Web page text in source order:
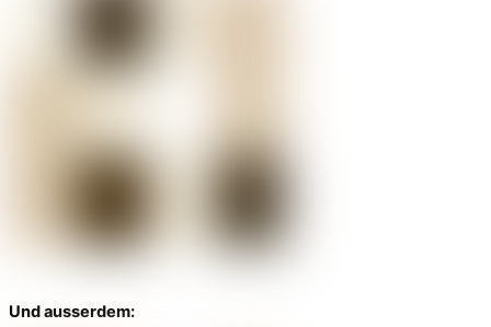
Und ausserdem: